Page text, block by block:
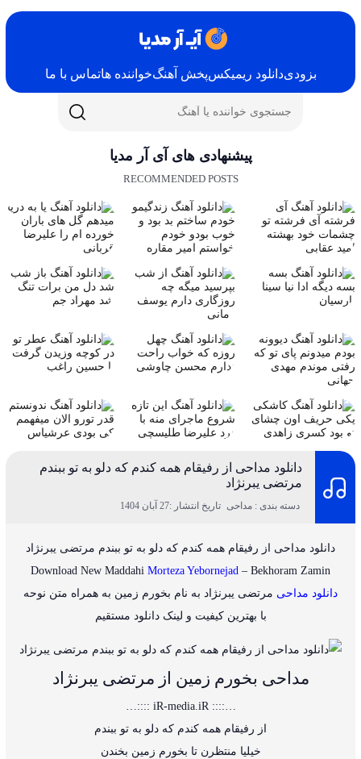
بزودیدانلود ریمیکسپخش آهنگخواننده هاتماس با ما
پیشنهادی های آی آر مدیا
RECOMMENDED POSTS
دانلود مداحی از رفیقام همه کندم که دلو به تو ببندم
مرتضی یبرنژاد
دسته بندی : مداحی تاریخ انتشار :27 آبان 1404
دانلود مداحی از رفیقام همه کندم که دلو به تو ببندم مرتضی یبرنژاد
Download New Maddahi Morteza Yebornejad – Bekhoram Zamin
دانلود مداحی مرتضی یبرنژاد به نام بخورم زمین به همراه متن نوحه
با بهترین کیفیت و لینک دانلود مستقیم
مداحی بخورم زمین از مرتضی یبرنژاد
…:::: iR-media.iR ::::…
از رفیقام همه کندم که دلو به تو ببندم
خیلیا منتظرن تا بخورم زمین بخندن